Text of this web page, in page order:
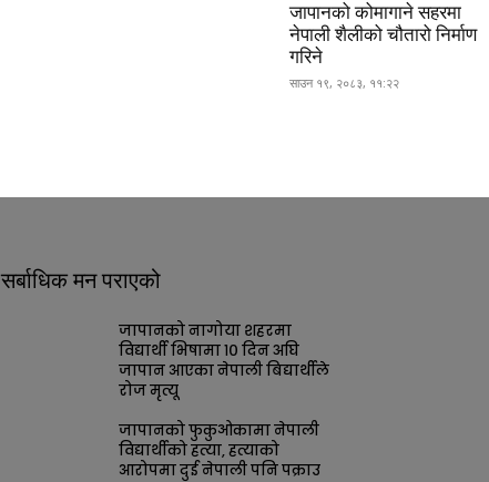
जापानको कोमागाने सहरमा
नेपाली शैलीको चौतारो निर्माण
गरिने
साउन १९, २०८३, ११:२२
सर्बाधिक मन पराएको
जापानको नागोया शहरमा
विद्यार्थी भिषामा १० दिन अघि
जापान आएका नेपाली बिद्यार्थीले
रोज मृत्यू
जापानको फुकुओकामा नेपाली
विद्यार्थीको हत्या, हत्याको
आरोपमा दुई नेपाली पनि पक्राउ